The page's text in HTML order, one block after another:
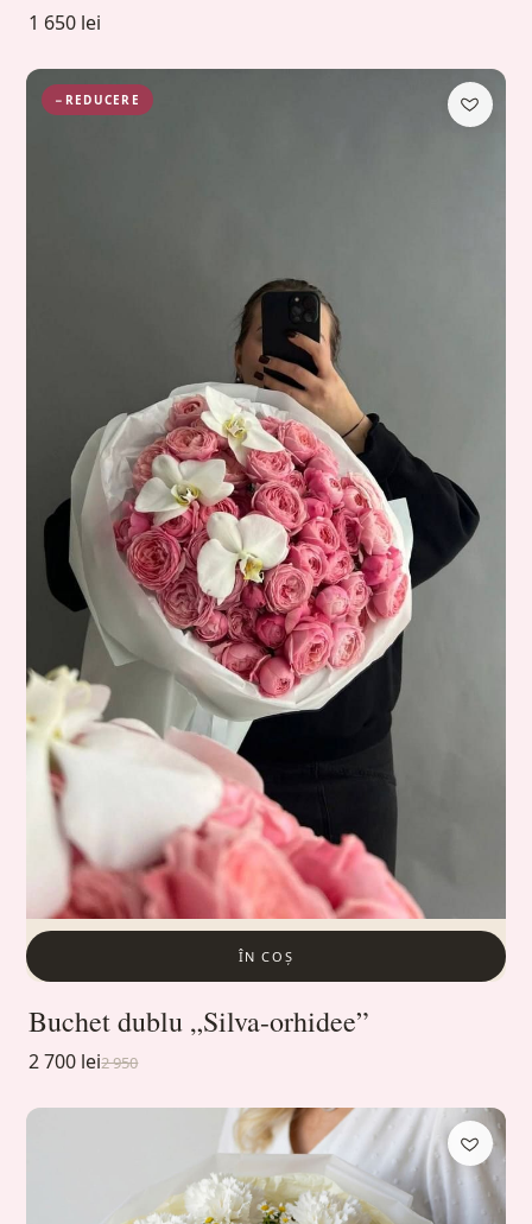
1 650 lei
−REDUCERE
ÎN COȘ
Buchet dublu „Silva-orhidee”
2 700 lei2 950